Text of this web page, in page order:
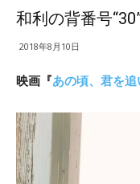
和利の背番号
2018年8月10日
映画『あの頃、君を追